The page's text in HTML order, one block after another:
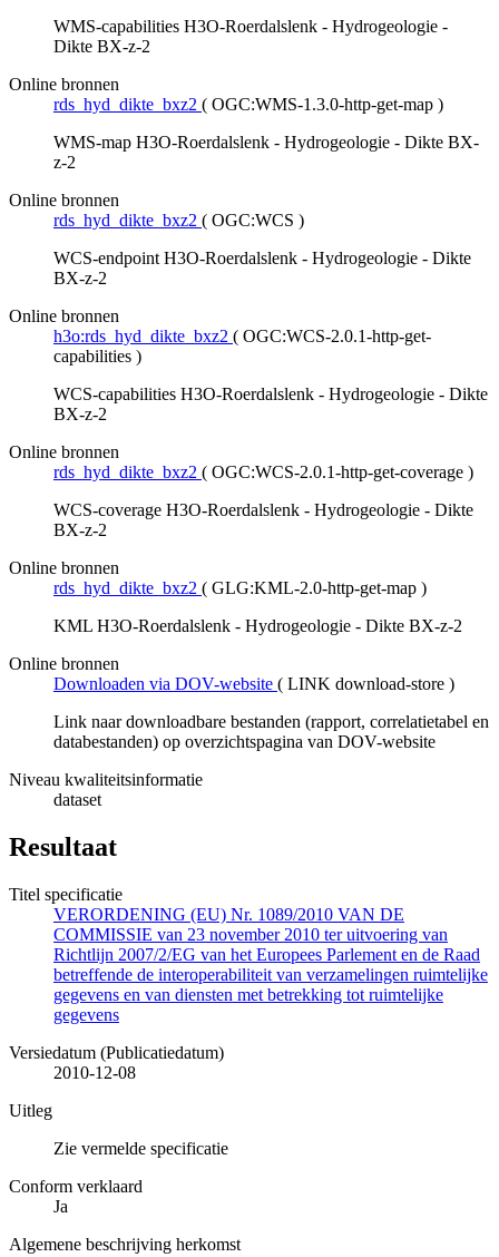
WMS-capabilities H3O-Roerdalslenk - Hydrogeologie -
Dikte BX-z-2
Online bronnen
rds_hyd_dikte_bxz2 ( OGC:WMS-1.3.0-http-get-map )
WMS-map H3O-Roerdalslenk - Hydrogeologie - Dikte BX-
z-2
Online bronnen
rds_hyd_dikte_bxz2 ( OGC:WCS )
WCS-endpoint H3O-Roerdalslenk - Hydrogeologie - Dikte
BX-z-2
Online bronnen
h3o:rds_hyd_dikte_bxz2 ( OGC:WCS-2.0.1-http-get-
capabilities )
WCS-capabilities H3O-Roerdalslenk - Hydrogeologie - Dikte
BX-z-2
Online bronnen
rds_hyd_dikte_bxz2 ( OGC:WCS-2.0.1-http-get-coverage )
WCS-coverage H3O-Roerdalslenk - Hydrogeologie - Dikte
BX-z-2
Online bronnen
rds_hyd_dikte_bxz2 ( GLG:KML-2.0-http-get-map )
KML H3O-Roerdalslenk - Hydrogeologie - Dikte BX-z-2
Online bronnen
Downloaden via DOV-website ( LINK download-store )
Link naar downloadbare bestanden (rapport, correlatietabel en
databestanden) op overzichtspagina van DOV-website
Niveau kwaliteitsinformatie
dataset
Resultaat
Titel specificatie
VERORDENING (EU) Nr. 1089/2010 VAN DE
COMMISSIE van 23 november 2010 ter uitvoering van
Richtlijn 2007/2/EG van het Europees Parlement en de Raad
betreffende de interoperabiliteit van verzamelingen ruimtelijke
gegevens en van diensten met betrekking tot ruimtelijke
gegevens
Versiedatum (Publicatiedatum)
2010-12-08
Uitleg
Zie vermelde specificatie
Conform verklaard
Ja
Algemene beschrijving herkomst